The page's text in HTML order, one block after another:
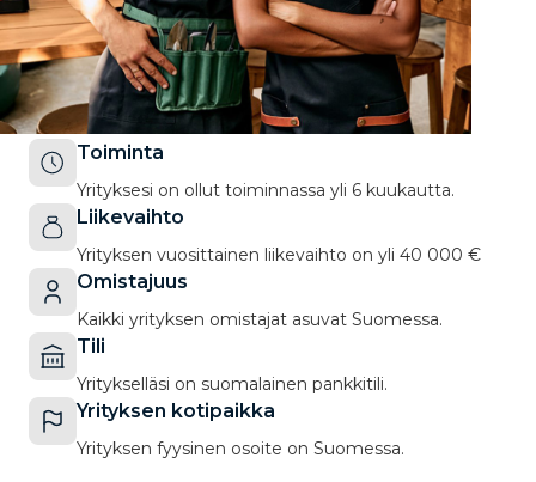
Toiminta
Yrityksesi on ollut toiminnassa yli 6 kuukautta.
Liikevaihto
Yrityksen vuosittainen liikevaihto on yli 40 000 €
Omistajuus
Kaikki yrityksen omistajat asuvat Suomessa.
Tili
Yritykselläsi on suomalainen pankkitili.
Yrityksen kotipaikka
Yrityksen fyysinen osoite on Suomessa.